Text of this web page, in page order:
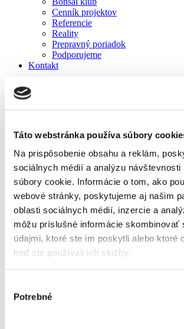
Táto webstránka používa súbory
Na prispôsobenie obsahu a reklám,
sociálnych médií a analýzu návštevnosti
súbory cookie. Informácie o tom, ako
webové stránky, poskytujeme aj našim
oblasti sociálnych médií, inzercie a
môžu príslušné informácie skombinovať
údajmi, ktoré ste im poskytli alebo ktoré
keď ste používali ich služby.
súhlasu
Potrebné
Cenník projektov
Referencie
Reality
Prepravný poriadok
Podporujeme
Kontakt
Detail produktu
Mulčovacie fólie
Netkaná textília - hnedá
Domov
Produkty
Mulčovacie fólie
Netkaná textília - hnedá
Netkaná textília - hnedá
Šírka m